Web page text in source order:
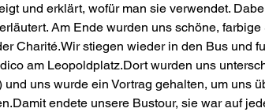
und erklärt, wofür man sie verwendet.
Am Ende wurden uns schöne,
Charité.Wir stiegen wieder in den Bus und
am Leopoldplatz.Dort wurden uns
uns wurde ein Vortrag gehalten, um uns
endete unsere Bustour, sie war auf